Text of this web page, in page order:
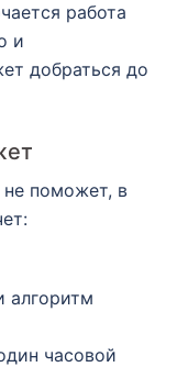
работа
и
добраться до
не поможет, в
алгоритм
часовой